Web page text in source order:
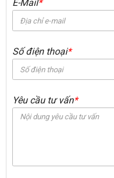
E-Mail*
Số điện thoại*
Yêu cầu tư vấn*